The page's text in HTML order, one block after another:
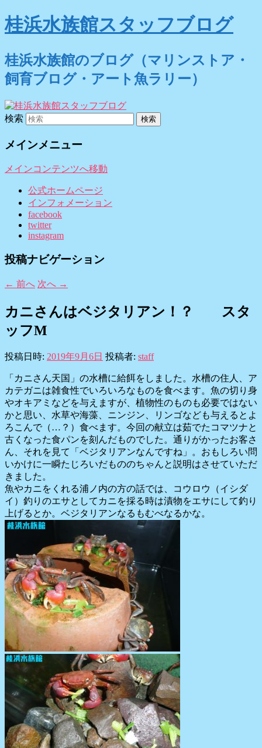
桂浜水族館スタッフブログ
桂浜水族館のブログ（マリンストア・
飼育ブログ・アート魚ラリー）
検索
メインメニュー
メインコンテンツへ移動
公式ホームページ
インフォメーション
facebook
twitter
instagram
投稿ナビゲーション
← 前へ 次へ →
カニさんはベジタリアン！？ スタ
ッフM
投稿日時: 2019年9月6日 投稿者: staff
「カニさん天国」の水槽に給餌をしました。水槽の住人、ア
カテガニは雑食性でいろいろなものを食べます。魚の切り身
やオキアミなどを与えますが、植物性のものも必要ではない
かと思い、水草や海藻、ニンジン、リンゴなども与えるとよ
ろこんで（…？）食べます。今回の献立は茹でたコマツナと
古くなった食パンを刻んだものでした。通りがかったお客さ
ん、それを見て「ベジタリアンなんですね」。おもしろい問
いかけに一瞬たじろいだもののちゃんと説明はさせていただ
きました。
魚やカニをくれる浦ノ内の方の話では、コウロウ（イシダ
イ）釣りのエサとしてカニを採る時は漬物をエサにして釣り
上げるとか。ベジタリアンなるもむべなるかな。